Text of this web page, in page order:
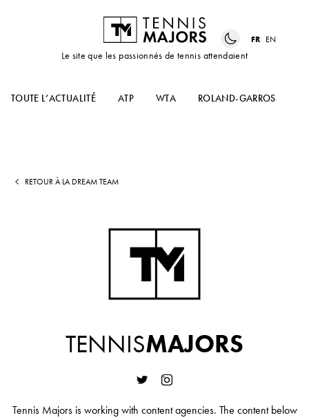
Le site que les passionnés de tennis attendaient
FR EN
TOUTE L’ACTUALITÉ ATP WTA ROLAND-GARROS
RETOUR À LA DREAM TEAM
TENNISMAJORS
Tennis Majors is working with content agencies. The content below